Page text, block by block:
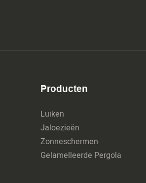
Producten
Luiken
Jaloezieën
Zonneschermen
Gelamelleerde Pergola